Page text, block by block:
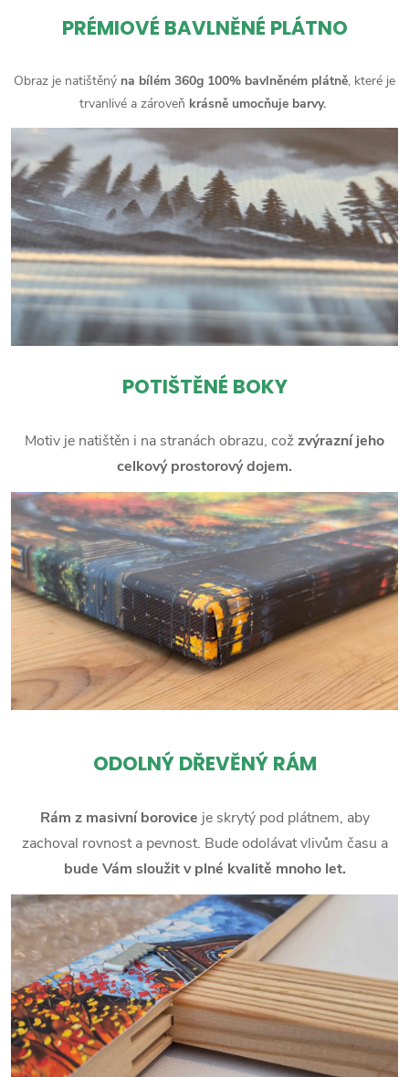
PRÉMIOVÉ BAVLNĚNÉ PLÁTNO
Obraz je natištěný na bílém 360g 100% bavlněném plátně, které je
trvanlivé a zároveň krásně umocňuje barvy.
POTIŠTĚNÉ BOKY
Motiv je natištěn i na stranách obrazu, cožzvýrazní jeho
celkový prostorový dojem.
ODOLNÝ DŘEVĚNÝ RÁM
Rám z masivní borovice je skrytý pod plátnem, aby
zachoval rovnost a pevnost. Bude odolávat vlivům času a
bude Vám sloužit v plné kvalitě mnoho let.